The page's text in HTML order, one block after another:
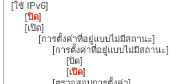
[ใช้ IPv6]
[ปิด]
[เปิด]
[การตั้งค่าที่อยู่แบบไม่มีสถานะ]
[การตั้งค่าที่อยู่แบบไม่มีสถานะ]
[ปิด]
[เปิด]